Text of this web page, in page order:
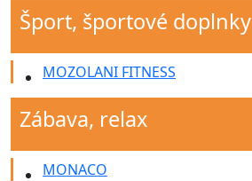
Šport, športové doplnky
MOZOLANI FITNESS
Zábava, relax
MONACO